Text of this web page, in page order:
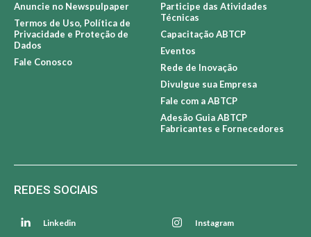
Anuncie no Newspulpaper
Termos de Uso, Política de
Privacidade e Proteção de
Dados
Fale Conosco
Participe das Atividades
Técnicas
Capacitação ABTCP
Eventos
Rede de Inovação
Divulgue sua Empresa
Fale com a ABTCP
Adesão Guia ABTCP
Fabricantes e Fornecedores
REDES SOCIAIS
Linkedin Instagram